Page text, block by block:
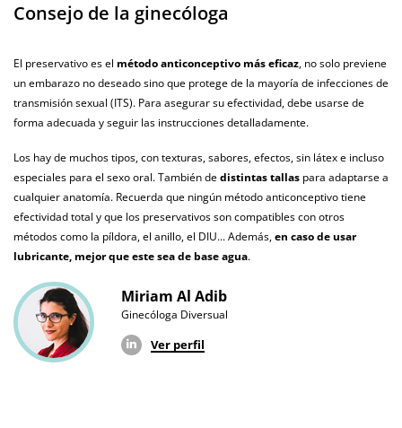
animales
Garantías 3 años de garantía
Producto
¿Cuándo lo
recibo?
El martes 11 de agosto (fecha estimada)
Consejo de la ginecóloga
El preservativo es el método anticonceptivo más eficaz, no solo previene
un embarazo no deseado sino que protege de la mayoría de infecciones de
transmisión sexual (ITS). Para asegurar su efectividad, debe usarse de
forma adecuada y seguir las instrucciones detalladamente.
Los hay de muchos tipos, con texturas, sabores, efectos, sin látex e incluso
especiales para el sexo oral. También dedistintas tallas para adaptarse a
cualquier anatomía. Recuerda que ningún método anticonceptivo tiene
efectividad total y que los preservativos son compatibles con otros
métodos como la píldora, el anillo, el DIU... Además,en caso de usar
lubricante, mejor que este sea de base agua.
Miriam Al Adib
Ginecóloga Diversual
Ver perfil